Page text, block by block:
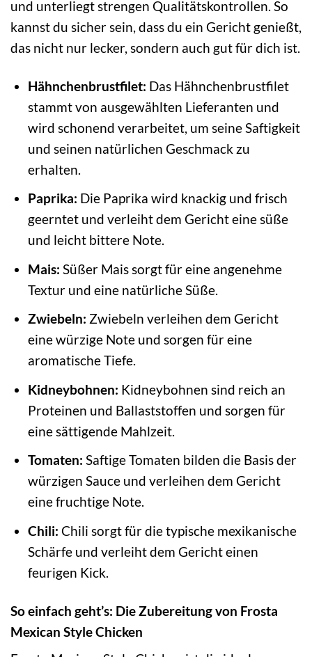
und unterliegt strengen Qualitätskontrollen. So
kannst du sicher sein, dass du ein Gericht genießt,
das nicht nur lecker, sondern auch gut für dich ist.
Hähnchenbrustfilet: Das Hähnchenbrustfilet
stammt von ausgewählten Lieferanten und
wird schonend verarbeitet, um seine Saftigkeit
und seinen natürlichen Geschmack zu
erhalten.
Paprika: Die Paprika wird knackig und frisch
geerntet und verleiht dem Gericht eine süße
und leicht bittere Note.
Mais: Süßer Mais sorgt für eine angenehme
Textur und eine natürliche Süße.
Zwiebeln: Zwiebeln verleihen dem Gericht
eine würzige Note und sorgen für eine
aromatische Tiefe.
Kidneybohnen: Kidneybohnen sind reich an
Proteinen und Ballaststoffen und sorgen für
eine sättigende Mahlzeit.
Tomaten: Saftige Tomaten bilden die Basis der
würzigen Sauce und verleihen dem Gericht
eine fruchtige Note.
Chili: Chili sorgt für die typische mexikanische
Schärfe und verleiht dem Gericht einen
feurigen Kick.
So einfach geht’s: Die Zubereitung von Frosta
Mexican Style Chicken